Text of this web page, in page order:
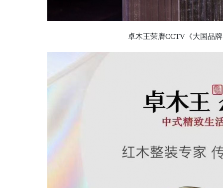
卓木王荣膺CCTV《大国品牌